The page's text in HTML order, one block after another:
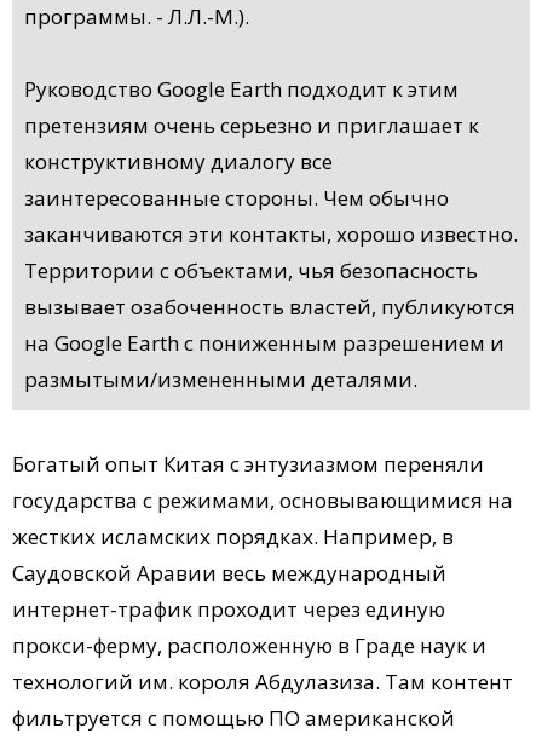
программы. - Л.Л.-М.).
Руководство Google Earth подходит к этим
претензиям очень серьезно и приглашает к
конструктивному диалогу все
заинтересованные стороны. Чем обычно
заканчиваются эти контакты, хорошо известно.
Территории с объектами, чья безопасность
вызывает озабоченность властей, публикуются
на Google Earth с пониженным разрешением и
размытыми/измененными деталями.
Богатый опыт Китая с энтузиазмом переняли
государства с режимами, основывающимися на
жестких исламских порядках. Например, в
Саудовской Аравии весь международный
интернет-трафик проходит через единую
прокси-ферму, расположенную в Граде наук и
технологий им. короля Абдулазиза. Там контент
фильтруется с помощью ПО американской